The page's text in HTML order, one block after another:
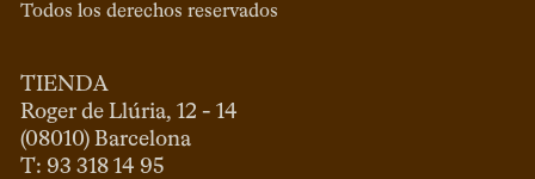
Todos los derechos reservados
TIENDA
Roger de Llúria, 12 - 14
(08010) Barcelona
T: 93 318 14 95